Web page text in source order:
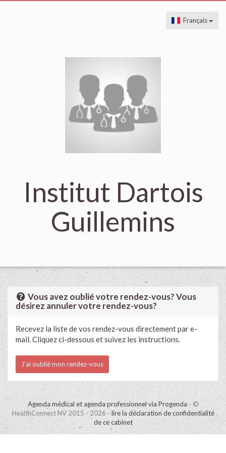
Français
Institut Dartois
Guillemins
Vous avez oublié votre rendez-vous? Vous
désirez annuler votre rendez-vous?
Recevez la liste de vos rendez-vous directement par e-
mail. Cliquez ci-dessous et suivez les instructions.
J'ai oublié mon rendez-vous
Agenda médical et agenda professionnel via Progenda- ©
HealthConnect NV 2015 - 2026 - lire la déclaration de confidentialité
de ce cabinet